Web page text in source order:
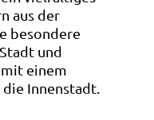
aus der
besondere
und
einem
Innenstadt.